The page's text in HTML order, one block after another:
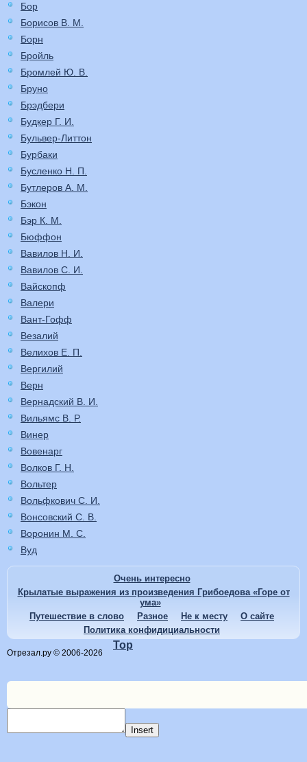
Бор
Борисов В. М.
Борн
Бройль
Бромлей Ю. В.
Бруно
Брэдбери
Будкер Г. И.
Бульвер-Литтон
Бурбаки
Бусленко Н. П.
Бутлеров А. М.
Бэкон
Бэр К. М.
Бюффон
Вавилов Н. И.
Вавилов С. И.
Вайскопф
Валери
Вант-Гофф
Везалий
Велихов Е. П.
Вергилий
Верн
Вернадский В. И.
Вильямс В. Р.
Винер
Вовенарг
Волков Г. Н.
Вольтер
Вольфкович С. И.
Вонсовский С. В.
Воронин М. С.
Вуд
Очень интересно
Крылатые выражения из произведения Грибоедова «Горе от
ума»
Путешествие в слово
Разное Не к месту
О сайте
Политика конфидициальности
Отрезал.ру © 2006-2026
Top
Insert